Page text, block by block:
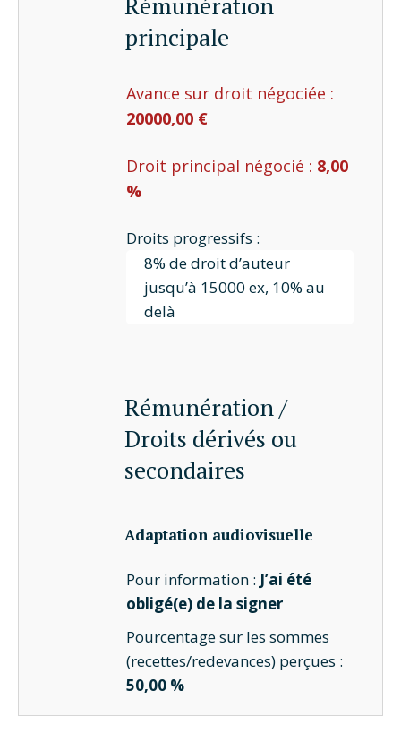
principale
Avance sur droit négociée :
20000,00 €
Droit principal négocié : 8,00
%
Droits progressifs :
8% de droit d’auteur
jusqu’à 15000 ex, 10% au
delà
Rémunération /
Droits dérivés ou
secondaires
Adaptation audiovisuelle
Pour information : J’ai été
obligé(e) de la signer
Pourcentage sur les sommes
(recettes/redevances) perçues :
50,00 %